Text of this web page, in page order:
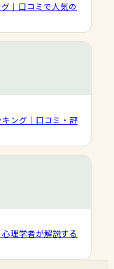
｜口コミで人気の
ング｜口コミ・評
理学者が解説する